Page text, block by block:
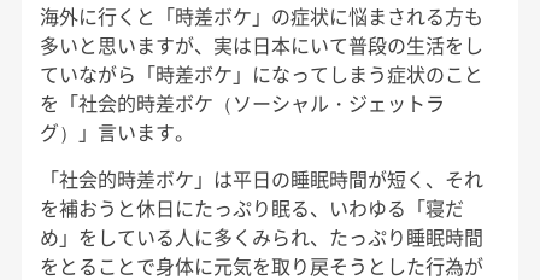
海外に行くと「時差ボケ」の症状に悩まされる方も
多いと思いますが、実は日本にいて普段の生活をし
ていながら「時差ボケ」になってしまう症状のこと
を「社会的時差ボケ（ソーシャル・ジェットラ
グ）」言います。
「社会的時差ボケ」は平日の睡眠時間が短く、それ
を補おうと休日にたっぷり眠る、いわゆる「寝だ
め」をしている人に多くみられ、たっぷり睡眠時間
をとることで身体に元気を取り戻そうとした行為が